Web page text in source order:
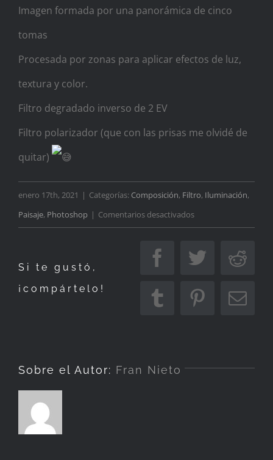
Imagen formada por una panorámica de cinco
tomas
Procesada por zonas para aplicar efectos de luz,
textura y color.
Filtro degradado inverso de 2 EV
Filtro polarizador (que con las prisas me olvidé de
quitar)
enero 17th, 2021 | Categorías: Composición, Filtro, Iluminación,
Paisaje, Photoshop | Comentarios desactivadosen
del
Si te gustó,
¡compártelo!
FacebookTwitter
TumblrPinterest
Sobre el Autor: Fran Nieto